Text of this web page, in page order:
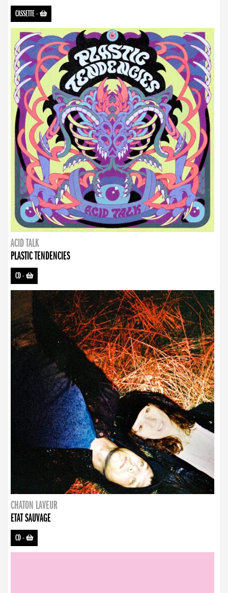
CASSETTE-
ACID TALK
PLASTIC TENDENCIES
CD-
CHATON LAVEUR
ETAT SAUVAGE
CD-